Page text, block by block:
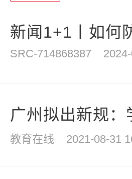
新闻1+1丨如何
SRC-714868387
广州拟出新规
教育在线 2021-08-31